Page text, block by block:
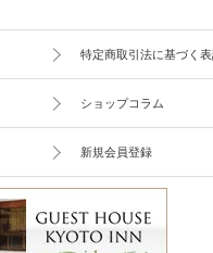
特定商取引法に基づく
ショップコラム
新規会員登録